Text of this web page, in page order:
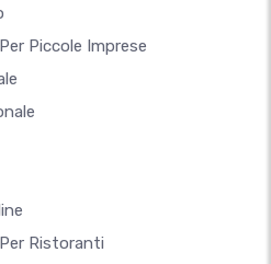
Piccole Imprese
Ristoranti